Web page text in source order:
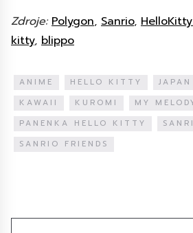
Zdroje: Polygon, Sanrio,
kitty, blippo
ANIME HELLO KITTY JAPAN
KAWAII
KUROMI
MY
PANENKA HELLO KITTY
SANRIO FRIENDS